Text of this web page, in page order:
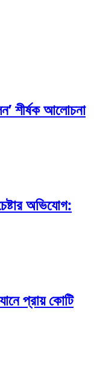
শীর্ষক আলোচনা
অভিযোগ:
প্রায় কোটি